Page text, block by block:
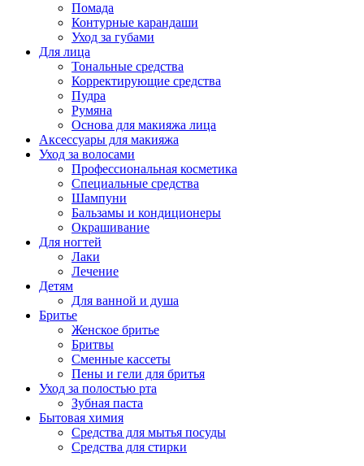
Помада
Контурные карандаши
Уход за губами
Для лица
Тональные средства
Корректирующие средства
Пудра
Румяна
Основа для макияжа лица
Аксессуары для макияжа
Уход за волосами
Профессиональная косметика
Специальные средства
Шампуни
Бальзамы и кондиционеры
Окрашивание
Для ногтей
Лаки
Лечение
Детям
Для ванной и душа
Бритье
Женское бритье
Бритвы
Сменные кассеты
Пены и гели для бритья
Уход за полостью рта
Зубная паста
Бытовая химия
Средства для мытья посуды
Средства для стирки